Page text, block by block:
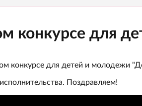
конкурсе для
конкурсе для детей и молодежи
Поздравляем!